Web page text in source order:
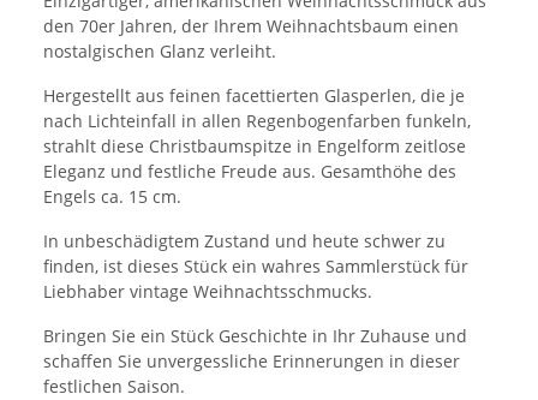
den 70er Jahren, der Ihrem Weihnachtsbaum einen
nostalgischen Glanz verleiht.
Hergestellt aus feinen facettierten Glasperlen, die je
nach Lichteinfall in allen Regenbogenfarben funkeln,
strahlt diese Christbaumspitze in Engelform zeitlose
Eleganz und festliche Freude aus. Gesamthöhe des
Engels ca. 15 cm.
In unbeschädigtem Zustand und heute schwer zu
finden, ist dieses Stück ein wahres Sammlerstück für
Liebhaber vintage Weihnachtsschmucks.
Bringen Sie ein Stück Geschichte in Ihr Zuhause und
schaffen Sie unvergessliche Erinnerungen in dieser
festlichen Saison.